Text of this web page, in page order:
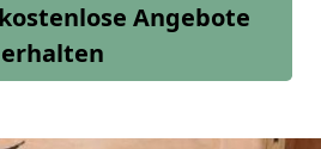
Angebote
erhalten